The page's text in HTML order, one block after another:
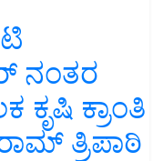
ನಂತರ
ಕ್ರಾಂತಿ
ತ್ರಿಪಾಠಿ